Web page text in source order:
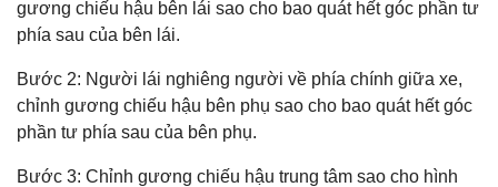
gương chiếu hậu bên lái sao cho bao quát hết góc phần tư
phía sau của bên lái.
Bước 2: Người lái nghiêng người về phía chính giữa xe,
chỉnh gương chiếu hậu bên phụ sao cho bao quát hết góc
phần tư phía sau của bên phụ.
Bước 3: Chỉnh gương chiếu hậu trung tâm sao cho hình